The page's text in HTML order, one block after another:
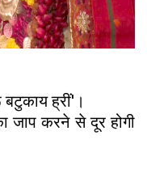
ह्रीं'।
जाप करने से दूर होगी